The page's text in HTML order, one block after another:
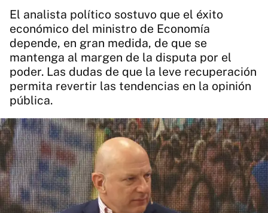
Diario del Juicio
El analista político sostuvo que el éxito
económico del ministro de Economía
depende, en gran medida, de que se
mantenga al margen de la disputa por el
poder. Las dudas de que la leve recuperación
permita revertir las tendencias en la opinión
pública.